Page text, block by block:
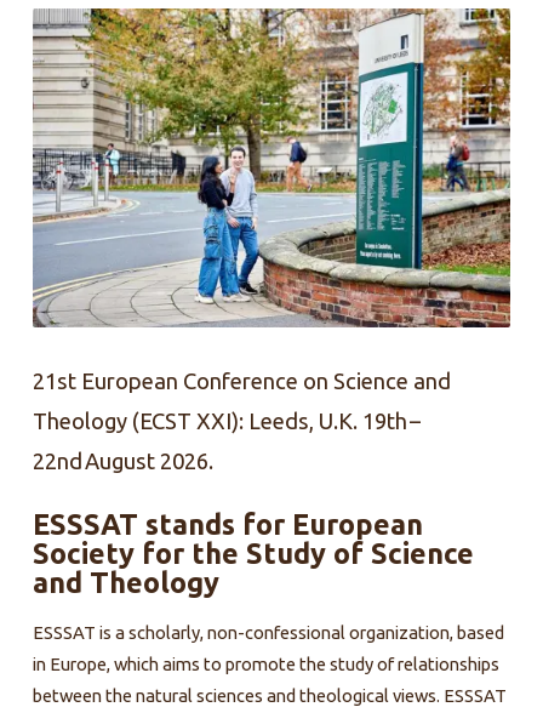
Translation
?
Celebrating
Language
Diversity
in
Science
and
Religion
21st European Conference on Science and
Theology (ECST XXI): Leeds, U.K. 19th–
22nd August 2026.
ESSSAT stands for European
Society for the Study of Science
and Theology
ESSSAT is a scholarly, non-confessional organization, based
in Europe, which aims to promote the study of relationships
between the natural sciences and theological views. ESSSAT